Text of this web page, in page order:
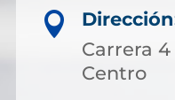

Carrera
Centro